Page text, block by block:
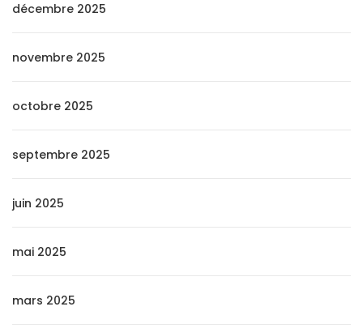
décembre 2025
novembre 2025
octobre 2025
septembre 2025
juin 2025
mai 2025
mars 2025